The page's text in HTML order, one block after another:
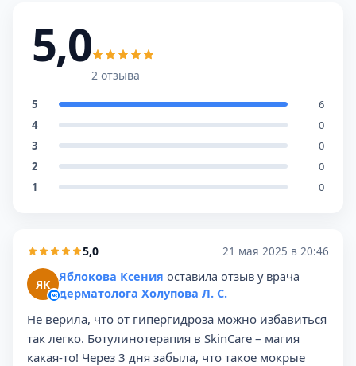
5,0
2 отзыва
5
6
4
0
3
0
2
0
1
0
5,0 21 мая 2025 в 20:46
ЯК Яблокова Ксения оставила отзыв у врача
дерматолога Холупова Л. С.
Не верила, что от гипергидроза можно избавиться
так легко. Ботулинотерапия в SkinCare – магия
какая-то! Через 3 дня забыла, что такое мокрые